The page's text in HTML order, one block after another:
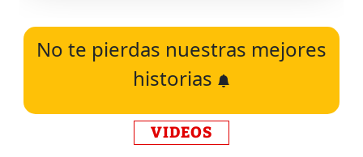
No te pierdas nuestras mejores
historias
VIDEOS